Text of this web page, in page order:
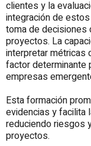
clientes y la
integración de
toma de
proyectos. La
interpretar métricas
factor determinante
empresas
Esta formación
evidencias y facilita
reduciendo riesgos
proyectos.